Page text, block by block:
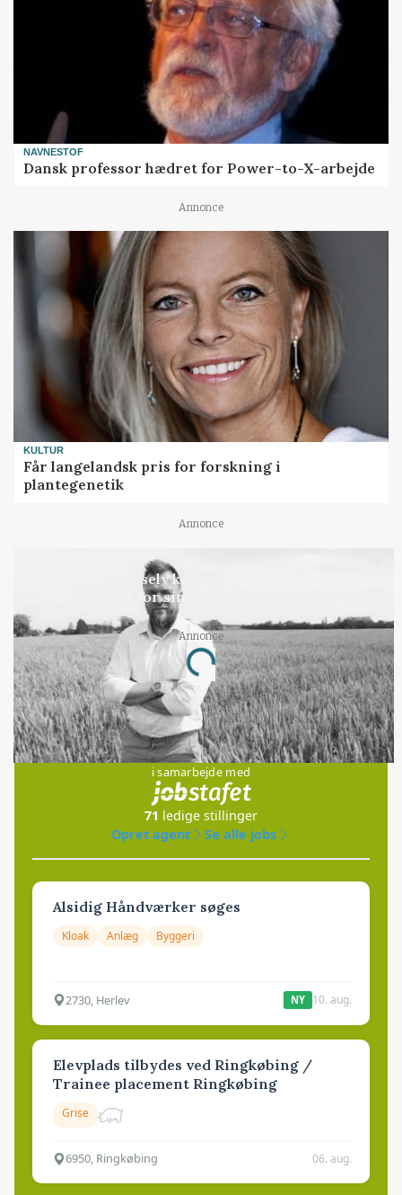
NAVNESTOF
Dansk professor hædret for Power-to-X-arbejde
Annonce
KULTUR
Får langelandsk pris for forskning i
plantegenetik
Annonce
Kun landbruget selv kan beslutte, om man vil
kæmpe juridisk for sin eksistens
Annonce
Loading...
Jobs
i samarbejde med
71 ledige stillinger
Opret agent
Se alle jobs
Alsidig Håndværker søges
Kloak Anlæg Byggeri
2730, Herlev NY 10. aug.
Elevplads tilbydes ved Ringkøbing /
Trainee placement Ringkøbing
Grise
6950, Ringkøbing 06. aug.